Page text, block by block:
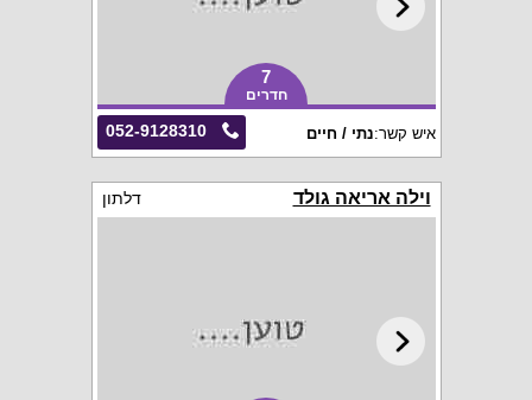
7
חדרים
052-9128310 איש קשר:נתי / חיים
וילה אריאה גולד דלתון